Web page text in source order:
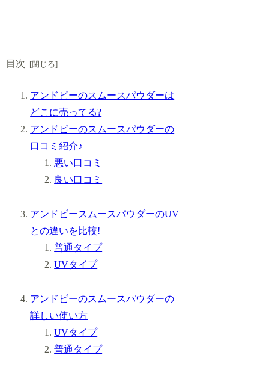
目次
アンドビーのスムースパウダーは
どこに売ってる?
アンドビーのスムースパウダーの
口コミ紹介♪
悪い口コミ
良い口コミ
アンドビースムースパウダーのUV
との違いを比較!
普通タイプ
UVタイプ
アンドビーのスムースパウダーの
詳しい使い方
UVタイプ
普通タイプ